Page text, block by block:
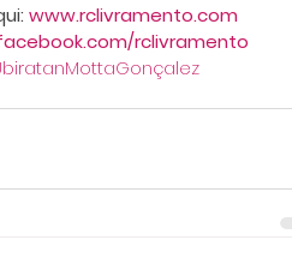
www.rclivramento.com
rclivramento